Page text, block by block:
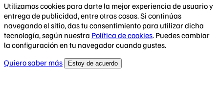
Utilizamos cookies para darte la mejor experiencia de usuario y
entrega de publicidad, entre otras cosas. Si continúas
navegando el sitio, das tu consentimiento para utilizar dicha
tecnología, según nuestra Política de cookies. Puedes cambiar
la configuración en tu navegador cuando gustes.
Quiero saber más
Estoy de acuerdo